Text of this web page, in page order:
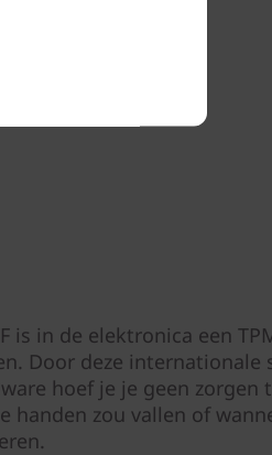
is in de elektronica een
Door deze internationale
hoef je je geen zorgen
handen zou vallen of